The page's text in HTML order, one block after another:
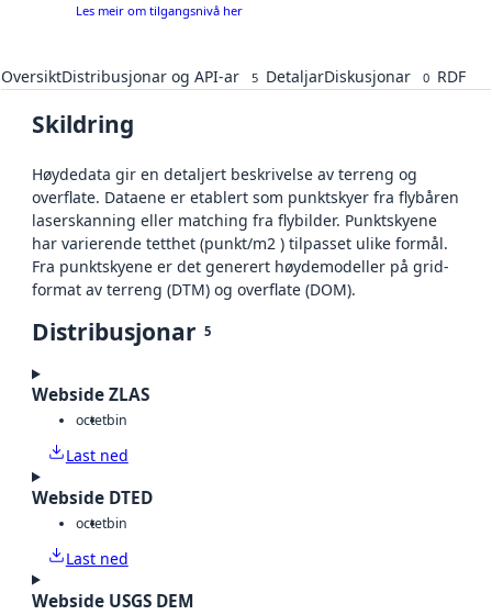
Les meir om tilgangsnivå her
OversiktDistribusjonar og API-ar 5 DetaljarDiskusjonar 0 RDF
Skildring
Høydedata gir en detaljert beskrivelse av terreng og
overflate. Dataene er etablert som punktskyer fra flybåren
laserskanning eller matching fra flybilder. Punktskyene
har varierende tetthet (punkt/m2 ) tilpasset ulike formål.
Fra punktskyene er det generert høydemodeller på grid-
format av terreng (DTM) og overflate (DOM).
Distribusjonar 5
Webside ZLAS
octetbin
Last ned
Webside DTED
octetbin
Last ned
Webside USGS DEM